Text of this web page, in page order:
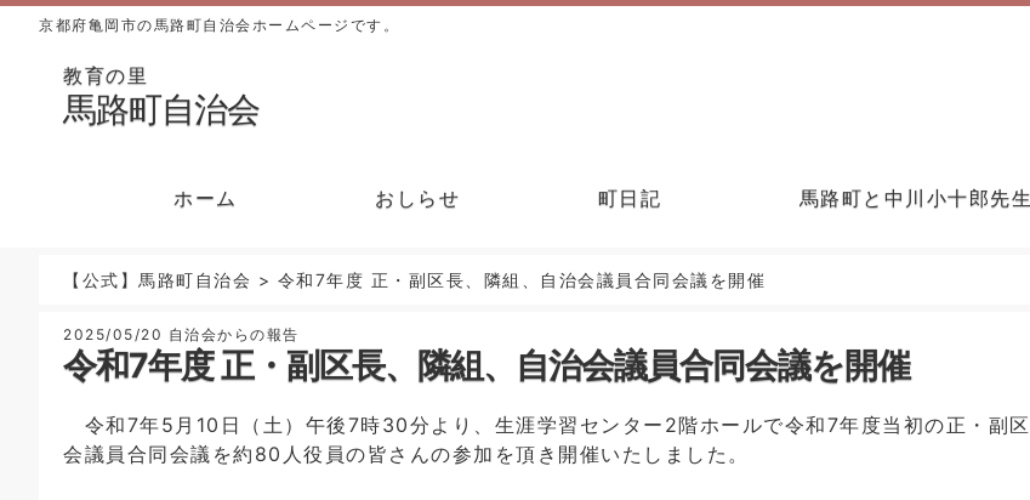
京都府亀岡市の馬路町自治会ホームページです。
教育の里
馬路町自治会
ホーム おしらせ 町日記 馬路町と中川小十郎先生
【公式】馬路町自治会 > 令和7年度 正・副区長、隣組、自治会議員合同会議を開催
2025/05/20 自治会からの報告
令和7年度 正・副区長、隣組、自治会議員合同会議を開催
令和7年5月10日（土）午後7時30分より、生涯学習センター2階ホールで令和7年度当初の正・副
会議員合同会議を約80人役員の皆さんの参加を頂き開催いたしました。